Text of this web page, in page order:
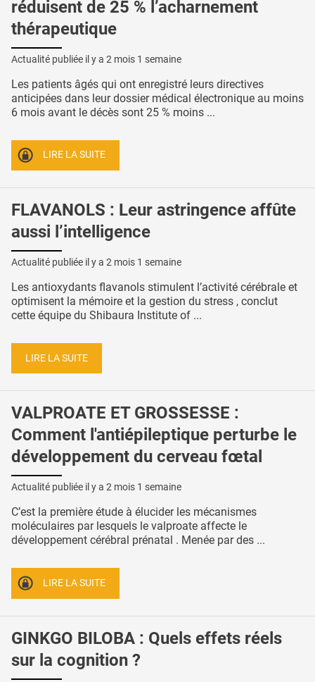
réduisent de 25 % l’acharnement
thérapeutique
Actualité publiée il y a 2 mois 1 semaine
Les patients âgés qui ont enregistré leurs directives
anticipées dans leur dossier médical électronique au moins
6 mois avant le décès sont 25 % moins ...
LIRE LA SUITE
FLAVANOLS : Leur astringence affûte
aussi l’intelligence
Actualité publiée il y a 2 mois 1 semaine
Les antioxydants flavanols stimulent l’activité cérébrale et
optimisent la mémoire et la gestion du stress , conclut
cette équipe du Shibaura Institute of ...
LIRE LA SUITE
VALPROATE ET GROSSESSE :
Comment l'antiépileptique perturbe le
développement du cerveau fœtal
Actualité publiée il y a 2 mois 1 semaine
C’est la première étude à élucider les mécanismes
moléculaires par lesquels le valproate affecte le
développement cérébral prénatal . Menée par des ...
LIRE LA SUITE
GINKGO BILOBA : Quels effets réels
sur la cognition ?